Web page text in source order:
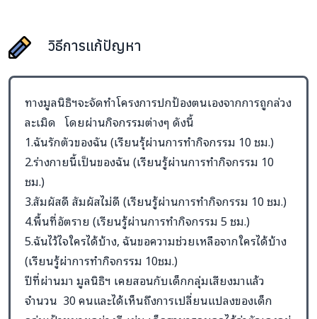
วิธีการแก้ปัญหา
ทางมูลนิธิฯจะจัดทำโครงการปกป้องตนเองจากการถูกล่วง
ละเมิด โดยผ่านกิจกรรมต่างๆ ดังนี้
1.ฉันรักตัวของฉัน (เรียนรุ้ผ่านการทำกิจกรรม 10 ชม.)
2.ร่างกายนี้เป็นของฉัน (เรียนรู้ผ่านการทำกิจกรรม 10
ชม.)
3.สัมผัสดี สัมผัสไม่ดี (เรียนรู้ผ่านการทำกิจกรรม 10 ชม.)
4.พื้นที่อัตราย (เรียนรู้ผ่านการทำกิจกรรม 5 ชม.)
5.ฉันไว้ไจใครได้บ้าง, ฉันขอความช่วยเหลือจากใครได้บ้าง
(เรียนรู้ผ่าการทำกิจกรรม 10ชม.)
ปีที่ผ่านมา มูลนิธิฯ เคยสอนกับเด็กกลุ่มเสียงมาแล้ว
จำนวน 30 คนและได้เห็นถึงการเปลี่ยนแปลงของเด็ก